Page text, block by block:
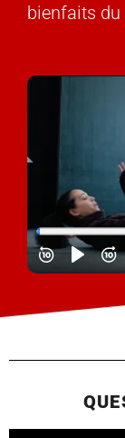
bienfaits du